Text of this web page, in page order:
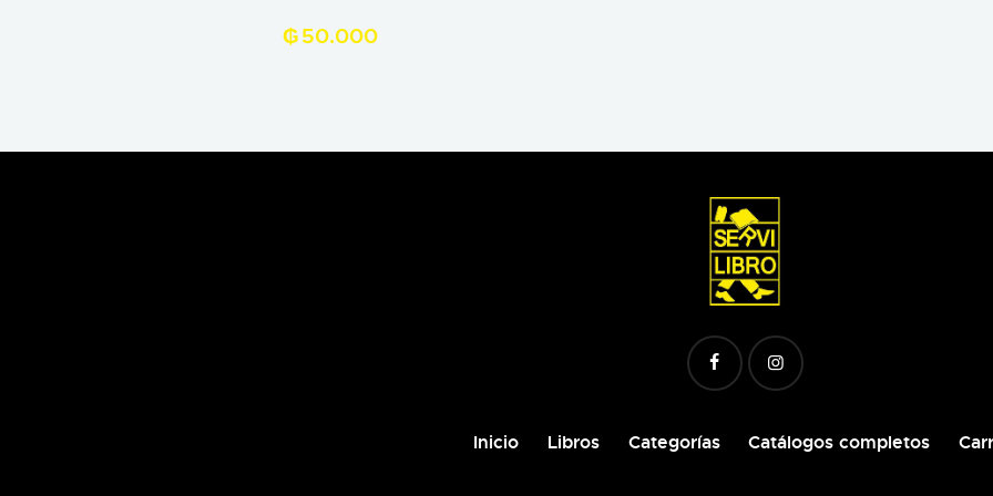
₲50.000
Inicio Libros Categorías Catálogos completos